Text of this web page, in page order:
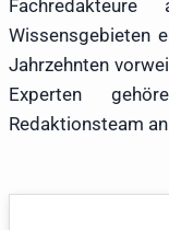
Wissensgebieten
Jahrzehnten
Experten
Redaktionsteam